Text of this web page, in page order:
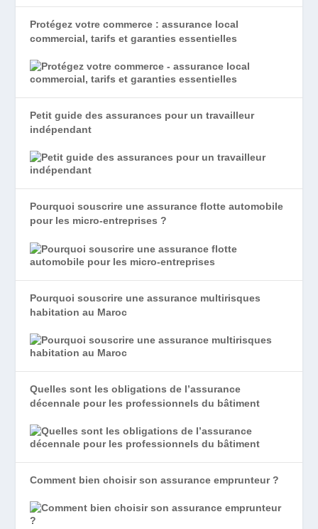
Protégez votre commerce : assurance local
commercial, tarifs et garanties essentielles
Petit guide des assurances pour un travailleur
indépendant
Pourquoi souscrire une assurance flotte automobile
pour les micro-entreprises ?
Pourquoi souscrire une assurance multirisques
habitation au Maroc
Quelles sont les obligations de l’assurance
décennale pour les professionnels du bâtiment
Comment bien choisir son assurance emprunteur ?